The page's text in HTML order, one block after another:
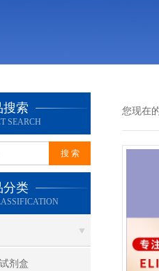
搜索
SEARCH
分类
剂盒
您现在